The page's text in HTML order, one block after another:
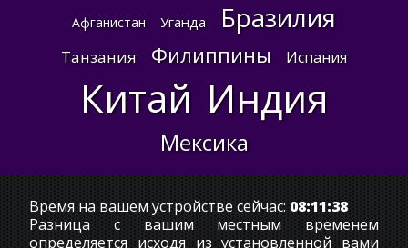
Афганистан Уганда Бразилия
Танзания Филиппины Испания
Китай Индия
Мексика
Время на вашем устройстве сейчас: 08:11:39
Разница с вашим местным временем
определяется исходя из установленной вами